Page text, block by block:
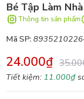
Bé Tập Làm
Thông tin sản phẩm
Mã SP:
24.000₫
Tiết kiệm: 11.000₫